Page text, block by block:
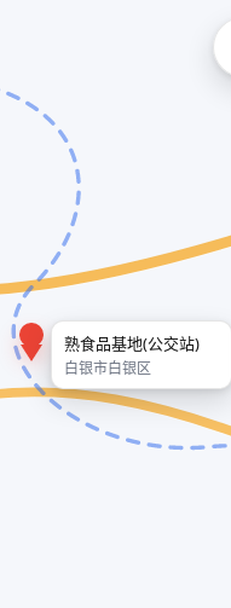
熟食品基地(公交站)
白银市白银区